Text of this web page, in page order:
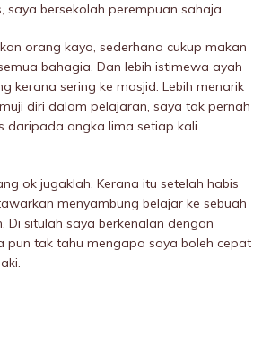
saya bersekolah perempuan sahaja.
orang kaya, sederhana cukup makan
bahagia. Dan lebih istimewa ayah
kerana sering ke masjid. Lebih menarik
diri dalam pelajaran, saya tak pernah
daripada angka lima setiap kali
ok jugaklah. Kerana itu setelah habis
menyambung belajar ke sebuah
Di situlah saya berkenalan dengan
pun tak tahu mengapa saya boleh cepat